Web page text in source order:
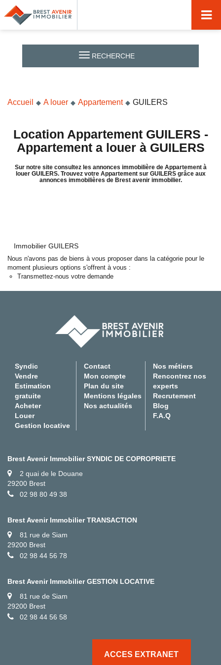
RECHERCHE
Accueil
Acheter
Vendre
Nos agences
Nos métiers
Syndic de copropriété
Transactions immobilières
Nous contacter
02 98 44 56 58
Gestion Locative
Syndic
02 98 44 56 78
F.A.Q
Mon compte
Accueil A louer Appartement GUILERS
Location Appartement GUILERS -
Appartement a louer à GUILERS
Sur notre site consultez les annonces immobilière de Appartement à
louer GUILERS. Trouvez votre Appartement sur GUILERS grâce aux
annonces immobilières de Brest avenir immobilier.
Immobilier GUILERS
Nous n'avons pas de biens à vous proposer dans la catégorie pour le
moment plusieurs options s'offrent à vous :
Transmettez-nous votre demande
Syndic
Vendre
Estimation
gratuite
Acheter
Louer
Gestion locative
Contact
Mon compte
Plan du site
Mentions légales
Nos actualités
Nos métiers
Rencontrez nos
experts
Recrutement
Blog
F.A.Q
Brest Avenir Immobilier SYNDIC DE COPROPRIETE
2 quai de le Douane
29200 Brest
02 98 80 49 38
Brest Avenir Immobilier TRANSACTION
81 rue de Siam
29200 Brest
02 98 44 56 78
Brest Avenir Immobilier GESTION LOCATIVE
81 rue de Siam
29200 Brest
02 98 44 56 58
ACCES EXTRANET